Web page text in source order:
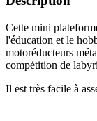
Cette mini
l'éducation et le
motoréducteurs
compétition de
Il est très facile à